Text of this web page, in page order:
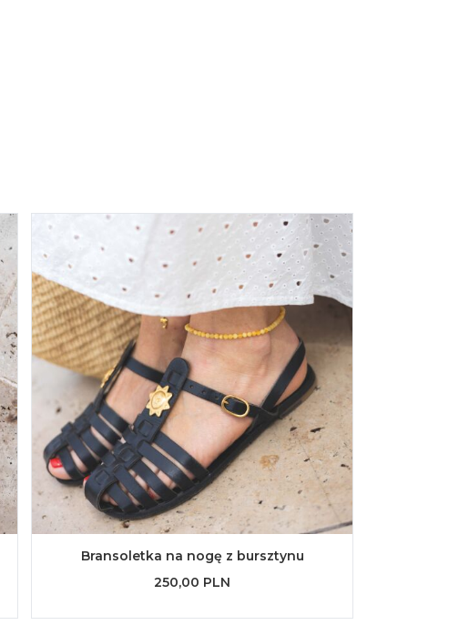
Bransoletka na nogę z bursztynu
250,00 PLN